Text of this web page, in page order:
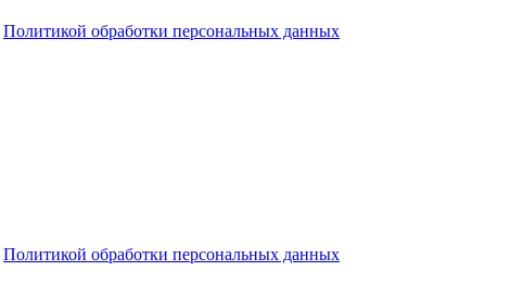
Политикой обработки персональных данных
Политикой обработки персональных данных